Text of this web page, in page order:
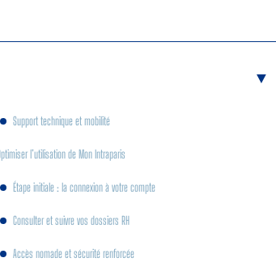
Support technique et mobilité
l’utilisation de Mon Intraparis
Étape initiale : la connexion à votre compte
Consulter et suivre vos dossiers RH
Accès nomade et sécurité renforcée